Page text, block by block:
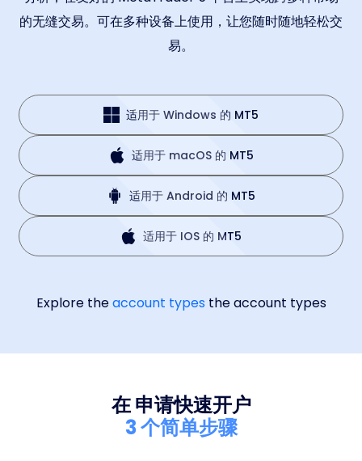
的无缝交易。可在多种设备上使用，让您随时随地轻松交
易。
适用于 Windows 的 MT5
适用于 macOS 的 MT5
适用于 Android 的 MT5
适用于 IOS 的 MT5
Explore theaccount types the account types
在 申请快速开户
3 个简单步骤